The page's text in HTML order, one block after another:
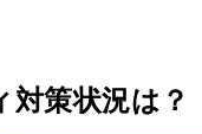
策状況は？